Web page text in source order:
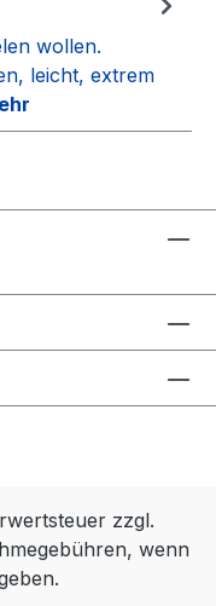
wollen.
leicht, extrem
zzgl.
wenn